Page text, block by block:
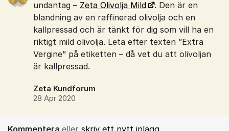
undantag – Zeta Olivolja Mild
. Den är en
blandning av en raffinerad olivolja och en
kallpressad och är tänkt för dig som vill ha en
riktigt mild olivolja. Leta efter texten ”Extra
Vergine” på etiketten – då vet du att olivoljan
är kallpressad.
Zeta Kundforum
28 Apr 2020
Kommentera eller skriv ett nytt inlägg